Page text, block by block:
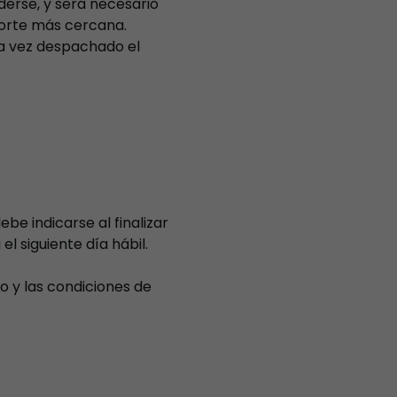
más cercana.
vez despachado el
indicarse al finalizar
siguiente día hábil.
y las condiciones de